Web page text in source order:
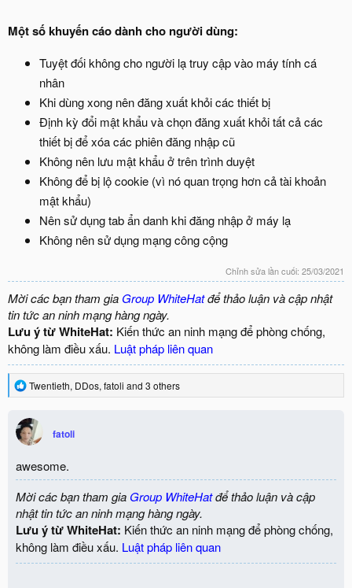
Một số khuyến cáo dành cho người dùng:
Tuyệt đối không cho người lạ truy cập vào máy tính cá
nhân
Khi dùng xong nên đăng xuất khỏi các thiết bị
Định kỳ đổi mật khẩu và chọn đăng xuất khỏi tất cả các
thiết bị để xóa các phiên đăng nhập cũ
Không nên lưu mật khẩu ở trên trình duyệt
Không để bị lộ cookie (vì nó quan trọng hơn cả tài khoản
mật khẩu)
Nên sử dụng tab ẩn danh khi đăng nhập ở máy lạ
Không nên sử dụng mạng công cộng
Chỉnh sửa lần cuối: 25/03/2021
Mời các bạn tham gia Group WhiteHatđể thảo luận và cập nhật
tin tức an ninh mạng hàng ngày.
Lưu ý từ WhiteHat: Kiến thức an ninh mạng để phòng chống,
không làm điều xấu. Luật pháp liên quan
R
e
c
t
i
n
s
:
Twentieth, DDos, fatoli and 3 others
fatoli
awesome.
Mời các bạn tham gia Group WhiteHatđể thảo luận và cập
nhật tin tức an ninh mạng hàng ngày.
Lưu ý từ WhiteHat: Kiến thức an ninh mạng để phòng chống,
không làm điều xấu. Luật pháp liên quan